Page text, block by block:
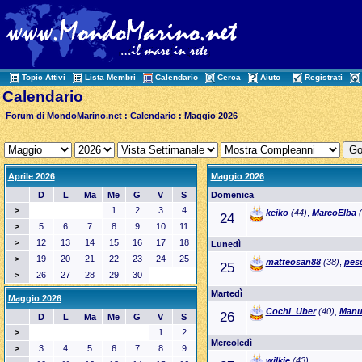
Topic Attivi Lista Membri Calendario Cerca Aiuto Registrati
Calendario
Forum di MondoMarino.net :Calendario : Maggio 2026
Aprile 2026
D
L Ma Me G V S
> 1 2 3 4
> 5 6 7 8 9 10 11
> 12 13 14 15 16 17 18
> 19 20 21 22 23 24 25
> 26 27 28 29 30
Maggio 2026
Domenica
24 keiko(44), MarcoElba
Lunedì
25 matteosan88(38),
Martedì
26 Cochi_Uber(40),
Mercoledì
Maggio 2026
D
L Ma Me G V S
> 1 2
> 3 4 5 6 7 8 9